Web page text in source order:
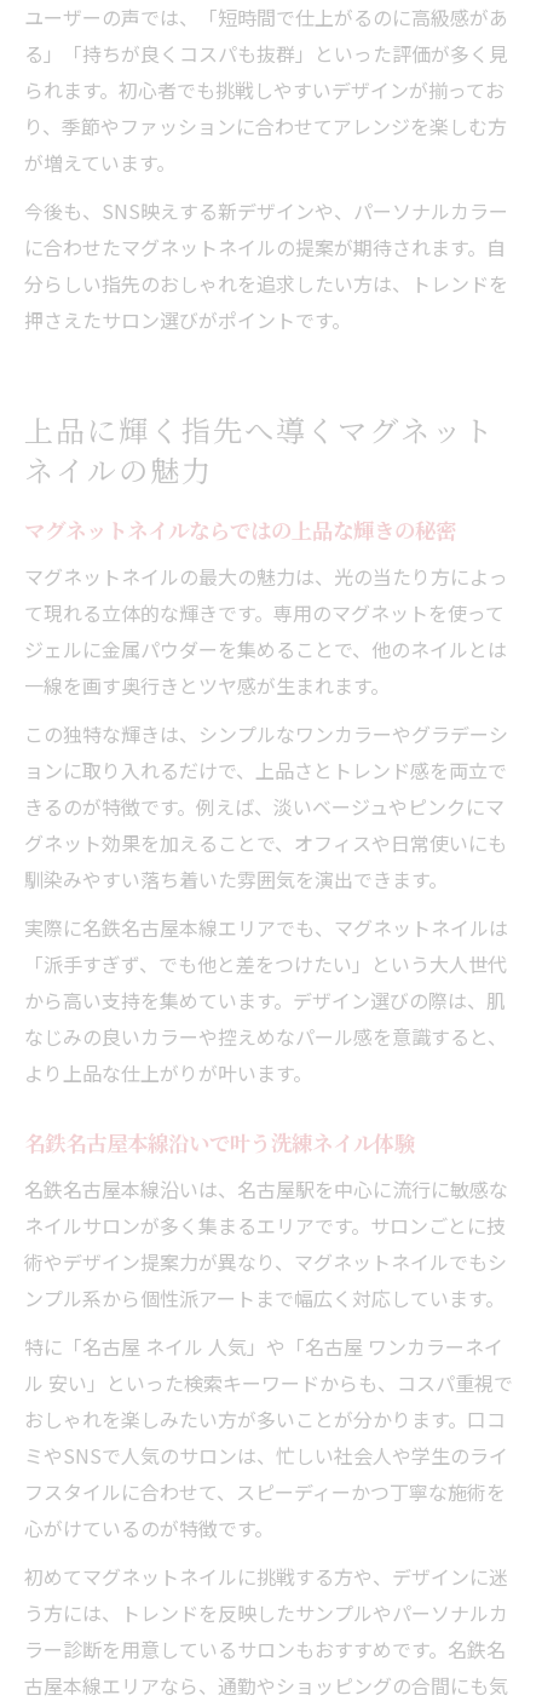
ユーザーの声では、「短時間で仕上がるのに高級感があ
る」「持ちが良くコスパも抜群」といった評価が多く見
られます。初心者でも挑戦しやすいデザインが揃ってお
り、季節やファッションに合わせてアレンジを楽しむ方
が増えています。
今後も、SNS映えする新デザインや、パーソナルカラー
に合わせたマグネットネイルの提案が期待されます。自
分らしい指先のおしゃれを追求したい方は、トレンドを
押さえたサロン選びがポイントです。
上品に輝く指先へ導くマグネット
ネイルの魅力
マグネットネイルならではの上品な輝きの秘密
マグネットネイルの最大の魅力は、光の当たり方によっ
て現れる立体的な輝きです。専用のマグネットを使って
ジェルに金属パウダーを集めることで、他のネイルとは
一線を画す奥行きとツヤ感が生まれます。
この独特な輝きは、シンプルなワンカラーやグラデーシ
ョンに取り入れるだけで、上品さとトレンド感を両立で
きるのが特徴です。例えば、淡いベージュやピンクにマ
グネット効果を加えることで、オフィスや日常使いにも
馴染みやすい落ち着いた雰囲気を演出できます。
実際に名鉄名古屋本線エリアでも、マグネットネイルは
「派手すぎず、でも他と差をつけたい」という大人世代
から高い支持を集めています。デザイン選びの際は、肌
なじみの良いカラーや控えめなパール感を意識すると、
より上品な仕上がりが叶います。
名鉄名古屋本線沿いで叶う洗練ネイル体験
名鉄名古屋本線沿いは、名古屋駅を中心に流行に敏感な
ネイルサロンが多く集まるエリアです。サロンごとに技
術やデザイン提案力が異なり、マグネットネイルでもシ
ンプル系から個性派アートまで幅広く対応しています。
特に「名古屋 ネイル 人気」や「名古屋 ワンカラーネイ
ル 安い」といった検索キーワードからも、コスパ重視で
おしゃれを楽しみたい方が多いことが分かります。口コ
ミやSNSで人気のサロンは、忙しい社会人や学生のライ
フスタイルに合わせて、スピーディーかつ丁寧な施術を
心がけているのが特徴です。
初めてマグネットネイルに挑戦する方や、デザインに迷
う方には、トレンドを反映したサンプルやパーソナルカ
ラー診断を用意しているサロンもおすすめです。名鉄名
古屋本線エリアなら、通勤やショッピングの合間にも気